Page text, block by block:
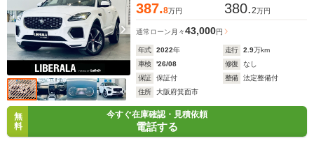
387.8万円 380.2万円
通常ローン 月々43,000円
年式 2022年 走行 2.9万km
車検
'26/08 修復
なし
保証
保証付 整備
法定整備付
住所
大阪府箕面市
無
料
今すぐ在庫確認・見積依頼
電話する